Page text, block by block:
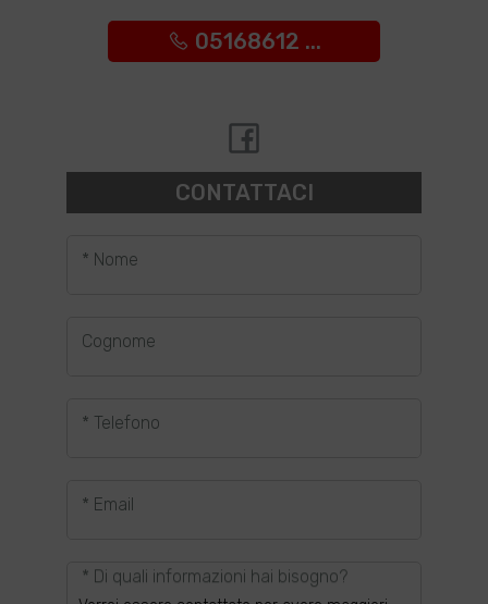
05168612 ...
CONTATTACI
* Nome
Cognome
* Telefono
* Email
* Di quali informazioni hai bisogno?